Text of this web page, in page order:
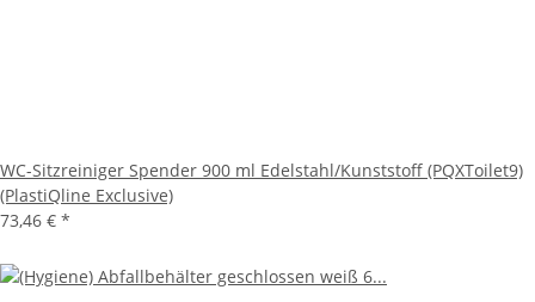
WC-Sitzreiniger Spender 900 ml Edelstahl/Kunststoff (PQXToilet9)
(PlastiQline Exclusive)
73,46 € *